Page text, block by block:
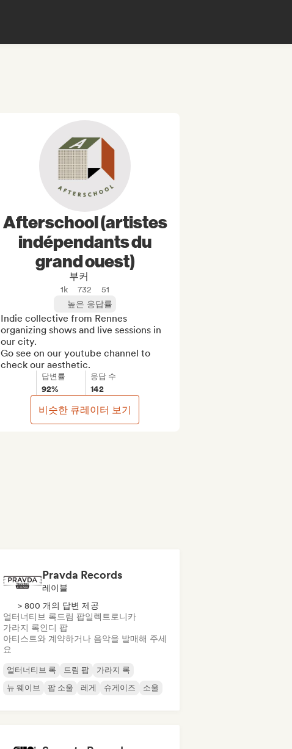
Afterschool (artistes
indépendants du
grand ouest)
부커
1k 732
51
높은 응답률
Indie collective from Rennes
organizing shows and live sessions in
our city.
Go see on our youtube channel to
check our aesthetic.
답변률
92%
응답 수
142
비슷한 큐레이터 보기
Pravda Records
레이블
> 800 개의 답변 제공
얼터너티브 록드림 팝일렉트로니카
가라지 록인디 팝
아티스트와 계약하거나 음악을 발매해 주세
요
얼터너티브 록 드림 팝
가라지 록
뉴 웨이브
팝 소울 레게 슈게이즈 소울